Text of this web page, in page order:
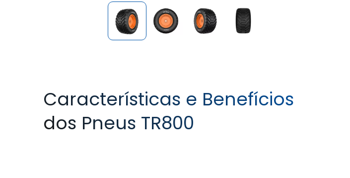
Características e Benefícios
dos Pneus TR800